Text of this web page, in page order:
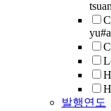
발행연도